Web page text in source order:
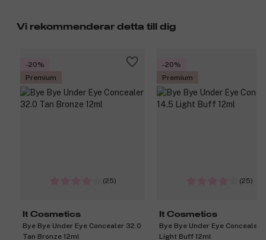
Vi rekommenderar detta till dig
-20%
Premium
(25)
It Cosmetics
Bye Bye Under Eye Concealer 32.0
Tan Bronze 12ml
-20%
Premium
(25)
It Cosmetics
Bye Bye Under Eye Concealer
Light Buff 12ml